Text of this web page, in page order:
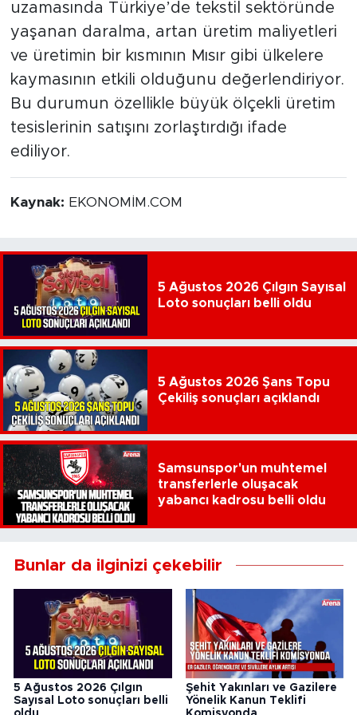
uzamasında Türkiye’de tekstil sektöründe
yaşanan daralma, artan üretim maliyetleri
ve üretimin bir kısmının Mısır gibi ülkelere
kaymasının etkili olduğunu değerlendiriyor.
Bu durumun özellikle büyük ölçekli üretim
tesislerinin satışını zorlaştırdığı ifade
ediliyor.
Kaynak: EKONOMİM.COM
5 Ağustos 2026 Çılgın Sayısal
Loto sonuçları belli oldu
5 Ağustos 2026 Şans Topu
Çekiliş sonuçları açıklandı
Samsunspor'un muhtemel
transferlerle oluşacak
yabancı kadrosu belli oldu
Bunlar da ilginizi çekebilir
5 Ağustos 2026 Çılgın
Sayısal Loto sonuçları belli
Şehit Yakınları ve Gazilere
Yönelik Kanun Teklifi